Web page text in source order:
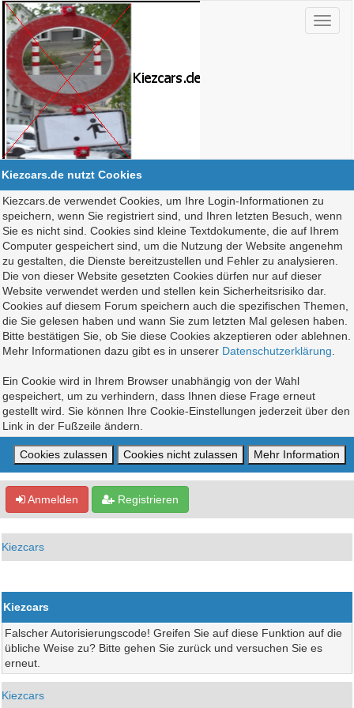
Kiezcars.de nutzt Cookies
Kiezcars.de verwendet Cookies, um Ihre Login-Informationen zu
speichern, wenn Sie registriert sind, und Ihren letzten Besuch, wenn
Sie es nicht sind. Cookies sind kleine Textdokumente, die auf Ihrem
Computer gespeichert sind, um die Nutzung der Website angenehm
zu gestalten, die Dienste bereitzustellen und Fehler zu analysieren.
Die von dieser Website gesetzten Cookies dürfen nur auf dieser
Website verwendet werden und stellen kein Sicherheitsrisiko dar.
Cookies auf diesem Forum speichern auch die spezifischen Themen,
die Sie gelesen haben und wann Sie zum letzten Mal gelesen haben.
Bitte bestätigen Sie, ob Sie diese Cookies akzeptieren oder ablehnen.
Mehr Informationen dazu gibt es in unserer Datenschutzerklärung
Ein Cookie wird in Ihrem Browser unabhängig von der Wahl
gespeichert, um zu verhindern, dass Ihnen diese Frage erneut
gestellt wird. Sie können Ihre Cookie-Einstellungen jederzeit über den
Link in der Fußzeile ändern.
Anmelden Registrieren
Kiezcars
Kiezcars
Falscher Autorisierungscode! Greifen Sie auf diese Funktion auf die
übliche Weise zu? Bitte gehen Sie zurück und versuchen Sie es
erneut.
Kiezcars